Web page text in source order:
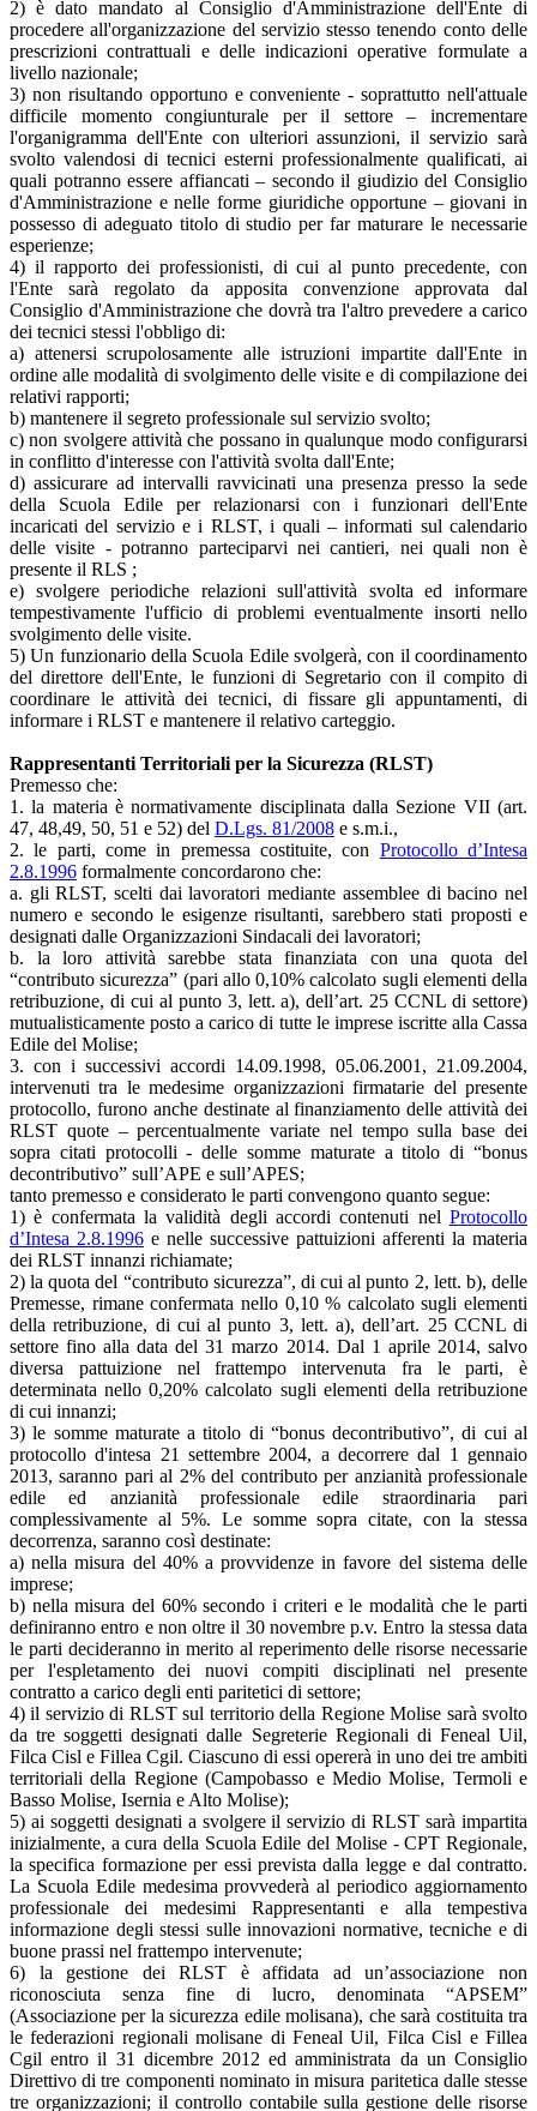
2) è dato mandato al Consiglio d'Amministrazione dell'Ente di
procedere all'organizzazione del servizio stesso tenendo conto delle
prescrizioni contrattuali e delle indicazioni operative formulate a
livello nazionale;
3) non risultando opportuno e conveniente - soprattutto nell'attuale
difficile momento congiunturale per il settore – incrementare
l'organigramma dell'Ente con ulteriori assunzioni, il servizio sarà
svolto valendosi di tecnici esterni professionalmente qualificati, ai
quali potranno essere affiancati – secondo il giudizio del Consiglio
d'Amministrazione e nelle forme giuridiche opportune – giovani in
possesso di adeguato titolo di studio per far maturare le necessarie
esperienze;
4) il rapporto dei professionisti, di cui al punto precedente, con
l'Ente sarà regolato da apposita convenzione approvata dal
Consiglio d'Amministrazione che dovrà tra l'altro prevedere a carico
dei tecnici stessi l'obbligo di:
a) attenersi scrupolosamente alle istruzioni impartite dall'Ente in
ordine alle modalità di svolgimento delle visite e di compilazione dei
relativi rapporti;
b) mantenere il segreto professionale sul servizio svolto;
c) non svolgere attività che possano in qualunque modo configurarsi
in conflitto d'interesse con l'attività svolta dall'Ente;
d) assicurare ad intervalli ravvicinati una presenza presso la sede
della Scuola Edile per relazionarsi con i funzionari dell'Ente
incaricati del servizio e i RLST, i quali – informati sul calendario
delle visite - potranno parteciparvi nei cantieri, nei quali non è
presente il RLS ;
e) svolgere periodiche relazioni sull'attività svolta ed informare
tempestivamente l'ufficio di problemi eventualmente insorti nello
svolgimento delle visite.
5) Un funzionario della Scuola Edile svolgerà, con il coordinamento
del direttore dell'Ente, le funzioni di Segretario con il compito di
coordinare le attività dei tecnici, di fissare gli appuntamenti, di
informare i RLST e mantenere il relativo carteggio.
Rappresentanti Territoriali per la Sicurezza (RLST)
Premesso che:
1. la materia è normativamente disciplinata dalla Sezione VII (art.
47, 48,49, 50, 51 e 52) del D.Lgs. 81/2008 e s.m.i.,
2. le parti, come in premessa costituite, con Protocollo d’Intesa
2.8.1996 formalmente concordarono che:
a. gli RLST, scelti dai lavoratori mediante assemblee di bacino nel
numero e secondo le esigenze risultanti, sarebbero stati proposti e
designati dalle Organizzazioni Sindacali dei lavoratori;
b. la loro attività sarebbe stata finanziata con una quota del
“contributo sicurezza” (pari allo 0,10% calcolato sugli elementi della
retribuzione, di cui al punto 3, lett. a), dell’art. 25 CCNL di settore)
mutualisticamente posto a carico di tutte le imprese iscritte alla Cassa
Edile del Molise;
3. con i successivi accordi 14.09.1998, 05.06.2001, 21.09.2004,
intervenuti tra le medesime organizzazioni firmatarie del presente
protocollo, furono anche destinate al finanziamento delle attività dei
RLST quote – percentualmente variate nel tempo sulla base dei
sopra citati protocolli - delle somme maturate a titolo di “bonus
decontributivo” sull’APE e sull’APES;
tanto premesso e considerato le parti convengono quanto segue:
1) è confermata la validità degli accordi contenuti nel Protocollo
d’Intesa 2.8.1996 e nelle successive pattuizioni afferenti la materia
dei RLST innanzi richiamate;
2) la quota del “contributo sicurezza”, di cui al punto 2, lett. b), delle
Premesse, rimane confermata nello 0,10 % calcolato sugli elementi
della retribuzione, di cui al punto 3, lett. a), dell’art. 25 CCNL di
settore fino alla data del 31 marzo 2014. Dal 1 aprile 2014, salvo
diversa pattuizione nel frattempo intervenuta fra le parti, è
determinata nello 0,20% calcolato sugli elementi della retribuzione
di cui innanzi;
3) le somme maturate a titolo di “bonus decontributivo”, di cui al
protocollo d'intesa 21 settembre 2004, a decorrere dal 1 gennaio
2013, saranno pari al 2% del contributo per anzianità professionale
edile ed anzianità professionale edile straordinaria pari
complessivamente al 5%. Le somme sopra citate, con la stessa
decorrenza, saranno così destinate:
a) nella misura del 40% a provvidenze in favore del sistema delle
imprese;
b) nella misura del 60% secondo i criteri e le modalità che le parti
definiranno entro e non oltre il 30 novembre p.v. Entro la stessa data
le parti decideranno in merito al reperimento delle risorse necessarie
per l'espletamento dei nuovi compiti disciplinati nel presente
contratto a carico degli enti paritetici di settore;
4) il servizio di RLST sul territorio della Regione Molise sarà svolto
da tre soggetti designati dalle Segreterie Regionali di Feneal Uil,
Filca Cisl e Fillea Cgil. Ciascuno di essi opererà in uno dei tre ambiti
territoriali della Regione (Campobasso e Medio Molise, Termoli e
Basso Molise, Isernia e Alto Molise);
5) ai soggetti designati a svolgere il servizio di RLST sarà impartita
inizialmente, a cura della Scuola Edile del Molise - CPT Regionale,
la specifica formazione per essi prevista dalla legge e dal contratto.
La Scuola Edile medesima provvederà al periodico aggiornamento
professionale dei medesimi Rappresentanti e alla tempestiva
informazione degli stessi sulle innovazioni normative, tecniche e di
buone prassi nel frattempo intervenute;
6) la gestione dei RLST è affidata ad un’associazione non
riconosciuta senza fine di lucro, denominata “APSEM”
(Associazione per la sicurezza edile molisana), che sarà costituita tra
le federazioni regionali molisane di Feneal Uil, Filca Cisl e Fillea
Cgil entro il 31 dicembre 2012 ed amministrata da un Consiglio
Direttivo di tre componenti nominato in misura paritetica dalle stesse
tre organizzazioni; il controllo contabile sulla gestione delle risorse